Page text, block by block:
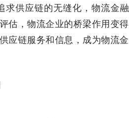
求供应链的无缝化，物流金融
估，物流企业的桥梁作用变得
应链服务和信息，成为物流金